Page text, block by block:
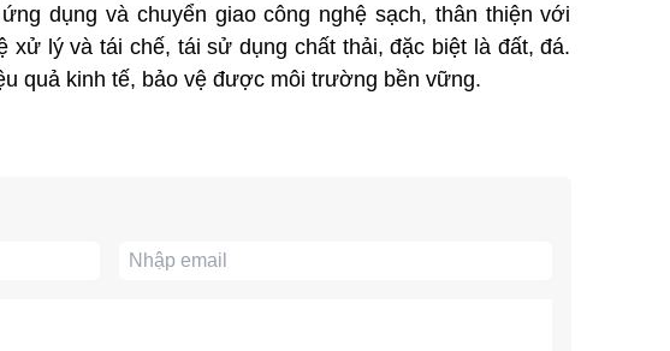
dụng và chuyển giao công nghệ sạch, thân thiện với
xử lý và tái chế, tái sử dụng chất thải, đặc biệt là đất, đá.
quả kinh tế, bảo vệ được môi trường bền vững.